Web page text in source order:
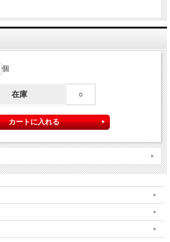
]還元水素水 最高クラス溶存水素
ティック。
最高クラスの溶存水素量を含んだ水素ドリンクにな
分ご使用になれますのでお得！
ボールのみ(17～18g)
個
在庫 ○